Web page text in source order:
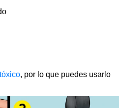
, por lo que puedes usarlo